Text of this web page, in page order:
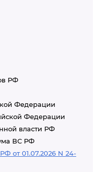
РФ
Федерации
Федерации
власти РФ
ВС РФ
от 01.07.2026 N 24-